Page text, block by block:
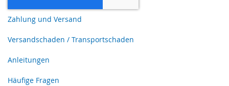
Zahlung und Versand
Versandschaden / Transportschaden
Anleitungen
Häufige Fragen